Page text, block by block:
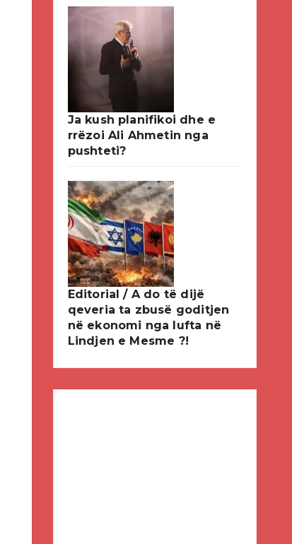
Ja kush planifikoi dhe e
rrëzoi Ali Ahmetin nga
pushteti?
Editorial / A do të dijë
qeveria ta zbusë goditjen
në ekonomi nga lufta në
Lindjen e Mesme ?!